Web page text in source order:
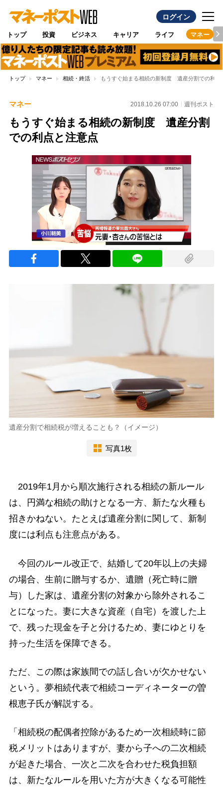
ログイン
トップ 投資 ビジネス キャリア ライフ マネー
トップ マネー 相続・終活 もうすぐ始まる相続の新制度 遺産分割での利点
マネー 2018.10.26 07:00 週刊ポスト
もうすぐ始まる相続の新制度 遺産分割
での利点と注意点
遺産分割で相続税が増えることも？（イメージ）
写真1枚
2019年1月から順次施行される相続の新ルール
は、円満な相続の助けとなる一方、新たな火種も
招きかねない。たとえば遺産分割に関して、新制
度には利点も注意点がある。
今回のルール改正で、結婚して20年以上の夫婦
の場合、生前に贈与するか、遺贈（死亡時に贈
与）した家は、遺産分割の対象から除外されるこ
とになった。妻に大きな資産（自宅）を渡した上
で、残った現金を子と分けるため、妻にゆとりを
持った生活を保障できる。
ただ、この際は家族間での話し合いが欠かせない
という。夢相続代表で相続コーディネーターの曽
根恵子氏が解説する。
「相続税の配偶者控除があるため一次相続時に節
税メリットはありますが、妻から子への二次相続
が起きた場合、一次と二次を合わせた税負担額
は、新たなルールを用いた方が大きくなる可能性